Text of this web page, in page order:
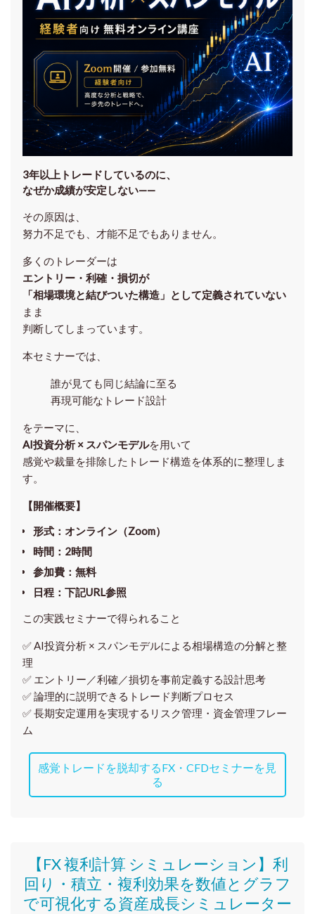
3年以上トレードしているのに、
なぜか成績が安定しない——
その原因は、
努力不足でも、才能不足でもありません。
多くのトレーダーは
エントリー・利確・損切が
「相場環境と結びついた構造」として定義されていない
まま
判断してしまっています。
本セミナーでは、
誰が見ても同じ結論に至る
再現可能なトレード設計
をテーマに、
AI投資分析 × スパンモデルを用いて
感覚や裁量を排除したトレード構造を体系的に整理しま
す。
【開催概要】
形式：オンライン（Zoom）
時間：2時間
参加費：無料
日程：下記URL参照
この実践セミナーで得られること
✅ AI投資分析 × スパンモデルによる相場構造の分解と整
理
✅ エントリー／利確／損切を事前定義する設計思考
✅ 論理的に説明できるトレード判断プロセス
✅ 長期安定運用を実現するリスク管理・資金管理フレー
ム
感覚トレードを脱却するFX・CFDセミナーを見
る
【FX 複利計算 シミュレーション】利
回り・積立・複利効果を数値とグラフ
で可視化する資産成長シミュレーター